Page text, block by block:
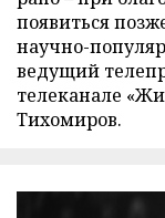
появиться
научно-
ведущий
телеканале
Тихомиров.